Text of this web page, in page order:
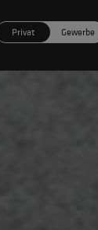
Privat Gewerbe